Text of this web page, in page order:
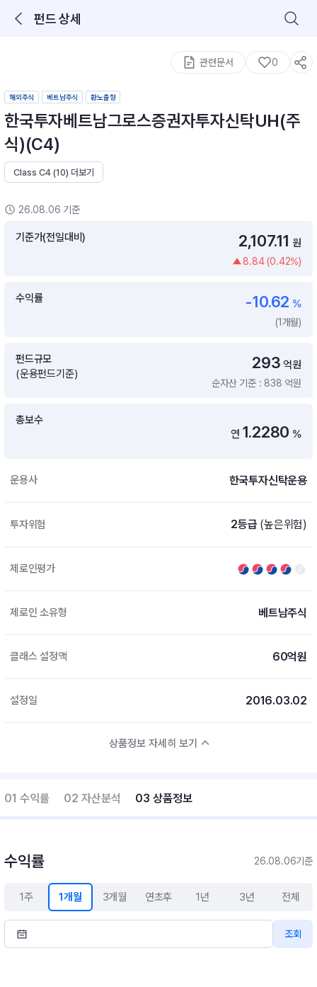
펀드 상세
구성종목 검색
관련문서 0
해외주식 베트남주식 환노출형
한국투자베트남그로스증권자투자신탁UH(주
식)(C4)
Class C4 (10) 더보기
26.08.06 기준
기준가(전일대비) 2,107.11 원
8.84 (0.42%)
수익률 -10.62 %
(1개월)
펀드규모
(운용펀드기준)
293 억원
순자산 기준 : 838 억원
총보수
연 1.2280 %
운용사 한국투자신탁운용
투자위험 2등급 (높은위험)
제로인평가
제로인 소유형 베트남주식
클래스 설정액 60억원
설정일 2016.03.02
상품정보 자세히 보기
01 수익률 02 자산분석 03 상품정보
수익률 26.08.06기준
1주 1개월 3개월 연초후 1년 3년 전체
조회
추천 메뉴
ETF 랭킹
월배당 · 모으기 · 포트래빗 관리
월배당 포트
포트래빗 관리
미국 ETF 검색
ETF 비교
연금 ETF 검색
ETF트렌드 ETF 랭킹 · ETF 찾기 · 종목찾기
미국ETF테마
연금 펀드 검색
투자 라이브러리
ETF 처음투자
내맘대로 만들기
DIY 포트 관리
고객라운지
이벤트
공지사항
FAQ